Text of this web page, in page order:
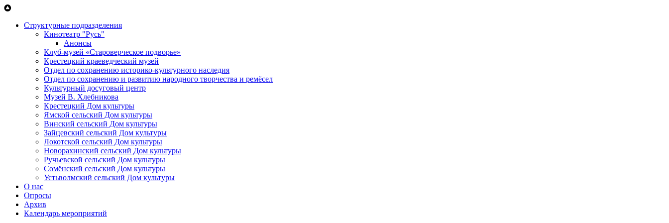
Перейти к основному содержанию
Структурные подразделения
Кинотеатр "Русь"
Анонсы
Клуб-музей «Староверческое подворье»
Крестецкий краеведческий музей
Отдел по сохранению историко-культурного наследия
Отдел по сохранению и развитию народного творчества и ремёсел
Культурный досуговый центр
Музей В. Хлебникова
Крестецкий Дом культуры
Ямской сельский Дом культуры
Винский сельский Дом культуры
Зайцевский сельский Дом культуры
Локотской сельский Дом культуры
Новорахинский сельский Дом культуры
Ручьевской сельский Дом культуры
Сомёнский сельский Дом культуры
Устьволмский сельский Дом культуры
О нас
Опросы
Архив
Календарь мероприятий